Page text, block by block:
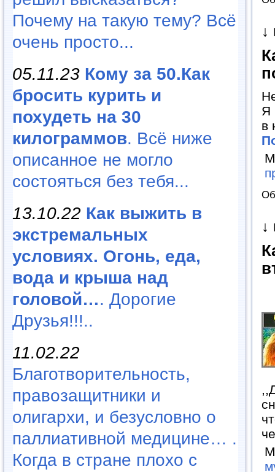
Почему на такую тему? Всё
очень просто...
05.11.23 Кому за 50.Как
бросить курить и
похудеть на 30
килограммов. Всё ниже
описанное не могло
состояться без тебя...
13.10.22 Как выжить в
экстремальных
условиях. Огонь, еда,
вода и крыша над
головой…. Дорогие
Друзья!!!..
11.02.22
Благотворительность,
правозащитники и
олигархи, и безусловно о
паллиативной медицине… .
Когда в стране плохо с
Я
в